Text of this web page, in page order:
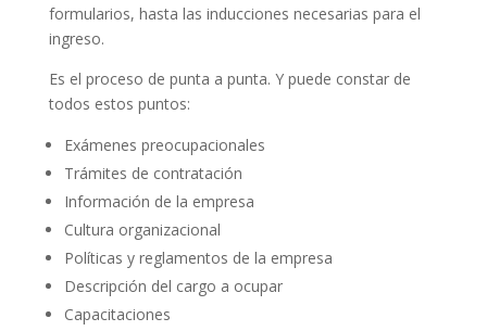
formularios, hasta las inducciones necesarias para el
ingreso.
Es el proceso de punta a punta. Y puede constar de
todos estos puntos:
Exámenes preocupacionales
Trámites de contratación
Información de la empresa
Cultura organizacional
Políticas y reglamentos de la empresa
Descripción del cargo a ocupar
Capacitaciones